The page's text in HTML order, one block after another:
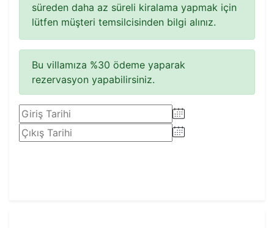
süreden daha az süreli kiralama yapmak için
lütfen müşteri temsilcisinden bilgi alınız.
Bu villamıza %30 ödeme yaparak
rezervasyon yapabilirsiniz.